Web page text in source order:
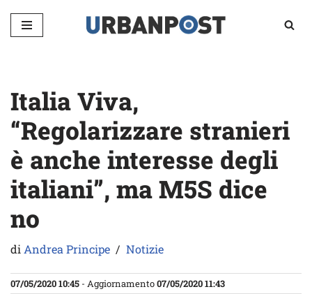
Vai
Italia Viva,
“Regolarizzare stranieri
è anche interesse degli
italiani”, ma M5S dice
no
diAndrea Principe Notizie
07/05/2020 10:45 - Aggiornamento07/05/2020 11:43